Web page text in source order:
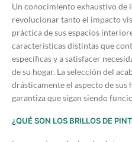
Un conocimiento exhaustivo de
revolucionar tanto el impacto
práctica de sus espacios
características distintas que
específicas y a satisfacer
de su hogar. La selección del
drásticamente el aspecto de
garantiza que sigan siendo
¿QUÉ SON LOS BRILLOS DE